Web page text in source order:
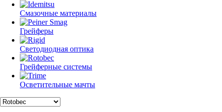
Смазочные материалы
Грейферы
Светодиодная оптика
Грейферные системы
Осветительные мачты